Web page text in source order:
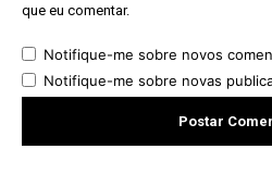
que eu comentar.
Notifique-me sobre novos
Notifique-me sobre novas